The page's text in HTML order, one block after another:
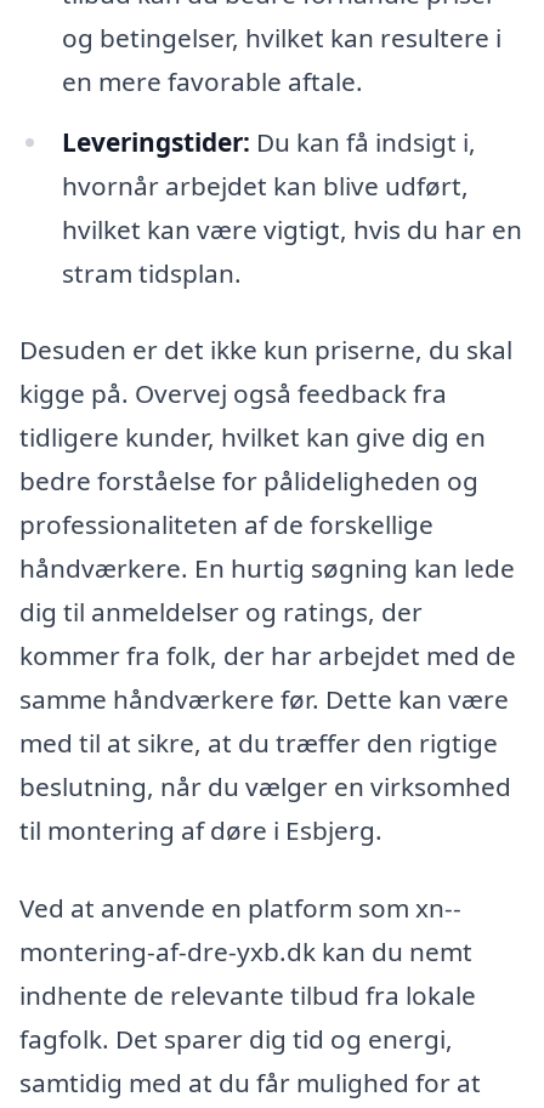
og betingelser, hvilket kan resultere i
en mere favorable aftale.
Leveringstider: Du kan få indsigt i,
hvornår arbejdet kan blive udført,
hvilket kan være vigtigt, hvis du har en
stram tidsplan.
Desuden er det ikke kun priserne, du skal
kigge på. Overvej også feedback fra
tidligere kunder, hvilket kan give dig en
bedre forståelse for pålideligheden og
professionaliteten af de forskellige
håndværkere. En hurtig søgning kan lede
dig til anmeldelser og ratings, der
kommer fra folk, der har arbejdet med de
samme håndværkere før. Dette kan være
med til at sikre, at du træffer den rigtige
beslutning, når du vælger en virksomhed
til montering af døre i Esbjerg.
Ved at anvende en platform som xn--
montering-af-dre-yxb.dk kan du nemt
indhente de relevante tilbud fra lokale
fagfolk. Det sparer dig tid og energi,
samtidig med at du får mulighed for at